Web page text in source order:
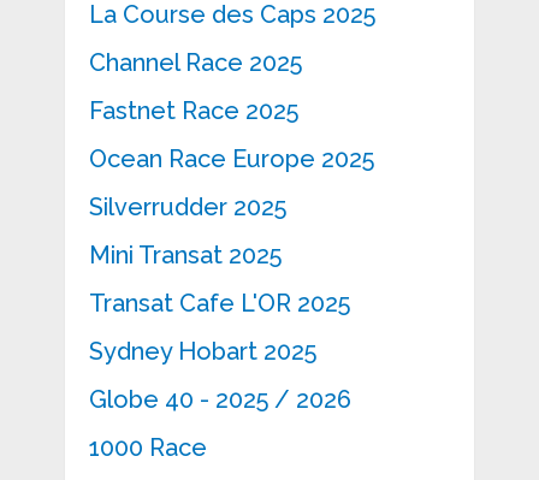
La Course des Caps 2025
Channel Race 2025
Fastnet Race 2025
Ocean Race Europe 2025
Silverrudder 2025
Mini Transat 2025
Transat Cafe L'OR 2025
Sydney Hobart 2025
Globe 40 - 2025 / 2026
1000 Race